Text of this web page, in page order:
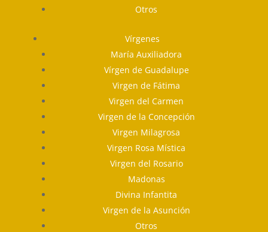
Otros
Vírgenes
María Auxiliadora
Vírgen de Guadalupe
Virgen de Fátima
Virgen del Carmen
Virgen de la Concepción
Virgen Milagrosa
Virgen Rosa Mística
Virgen del Rosario
Madonas
Divina Infantita
Virgen de la Asunción
Otros